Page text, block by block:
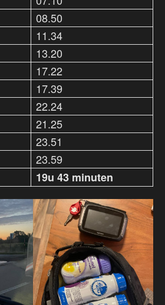
08.50
11.34
13.20
17.22
17.39
22.24
21.25
23.51
23.59
19u 43 minuten